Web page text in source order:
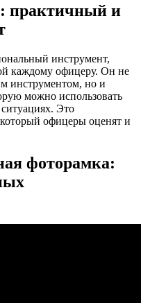
практичный и
инструмент,
каждому офицеру. Он не
инструментом, но и
можно использовать
Это
офицеры оценят и
фоторамка: